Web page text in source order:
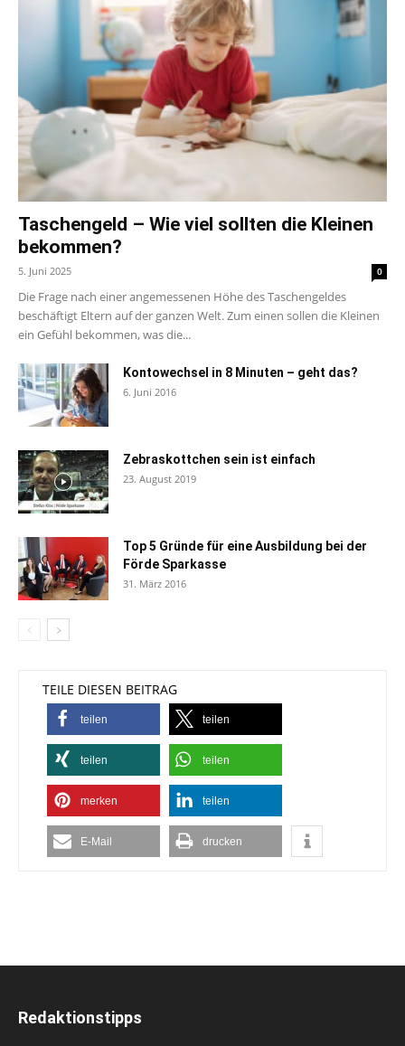
Taschengeld – Wie viel sollten die Kleinen
bekommen?
5. Juni 2025 0
Die Frage nach einer angemessenen Höhe des Taschengeldes
beschäftigt Eltern auf der ganzen Welt. Zum einen sollen die Kleinen
ein Gefühl bekommen, was die...
Kontowechsel in 8 Minuten – geht das?
6. Juni 2016
Zebraskottchen sein ist einfach
23. August 2019
Top 5 Gründe für eine Ausbildung bei der
Förde Sparkasse
31. März 2016
TEILE DIESEN BEITRAG
teilen teilen
teilen teilen
merken teilen
E-Mail drucken
Redaktionstipps